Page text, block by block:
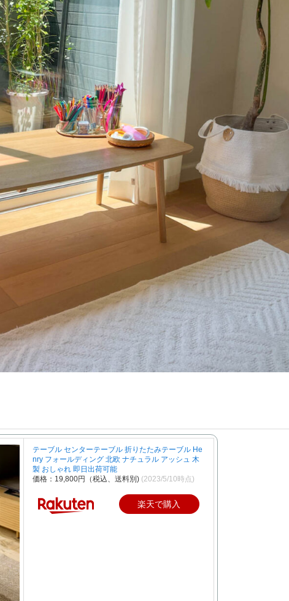
テーブル センターテーブル 折りたたみテーブル He
nry フォールディング 北欧 ナチュラル アッシュ 木
製 おしゃれ 即日出荷可能
価格：19,800円（税込、送料別) (2023/5/10時点)
楽天で購入